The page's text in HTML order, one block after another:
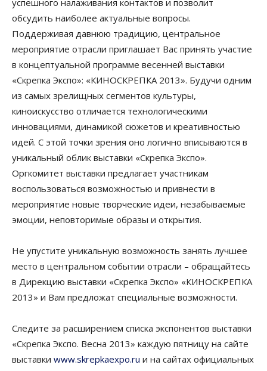
успешного налаживания контактов и позволит
обсудить наиболее актуальные вопросы.
Поддерживая давнюю традицию, центральное
мероприятие отрасли приглашает Вас принять участие
в концептуальной программе весенней выставки
«Скрепка Экспо»: «КИНОСКРЕПКА 2013». Будучи одним
из самых зрелищных сегментов культуры,
киноискусство отличается технологическими
инновациями, динамикой сюжетов и креативностью
идей. С этой точки зрения оно логично вписываются в
уникальный облик выставки «Скрепка Экспо».
Оргкомитет выставки предлагает участникам
воспользоваться возможностью и привнести в
мероприятие новые творческие идеи, незабываемые
эмоции, неповторимые образы и открытия.
Не упустите уникальную возможность занять лучшее
место в центральном событии отрасли – обращайтесь
в Дирекцию выставки «Скрепка Экспо» «КИНОСКРЕПКА
2013» и Вам предложат специальные возможности.
Следите за расширением списка экспонентов выставки
«Скрепка Экспо. Весна 2013» каждую пятницу на сайте
выставки www.skrepkaexpo.ru и на сайтах официальных